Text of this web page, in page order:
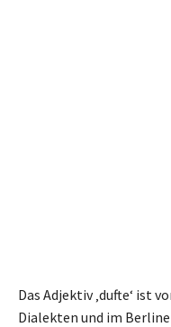
Das Adjektiv ‚dufte‘ ist
Dialekten und im